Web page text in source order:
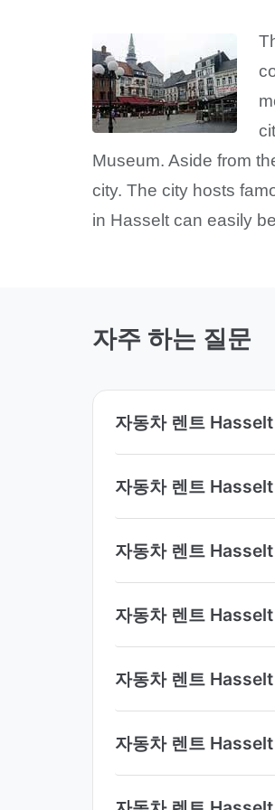
Museum. Aside from
city. The city hosts
in Hasselt can easily
자주 하는 질문
자동차 렌트
자동차 렌트
자동차 렌트
자동차 렌트
자동차 렌트
자동차 렌트